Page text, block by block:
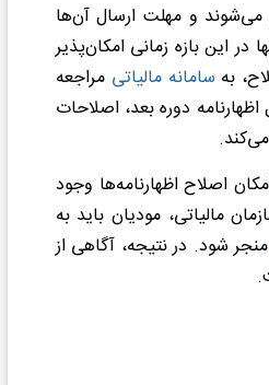
می‌شوند و مهلت ارسال آن‌ها
در این بازه زمانی امکان‌پذیر
سامانه مالیاتی مراجعه
دوره بعد، اصلاحات
اصلاح اظهارنامه‌ها وجود
مالیاتی، مودیان باید به
منجر شود. در نتیجه، آگاهی از